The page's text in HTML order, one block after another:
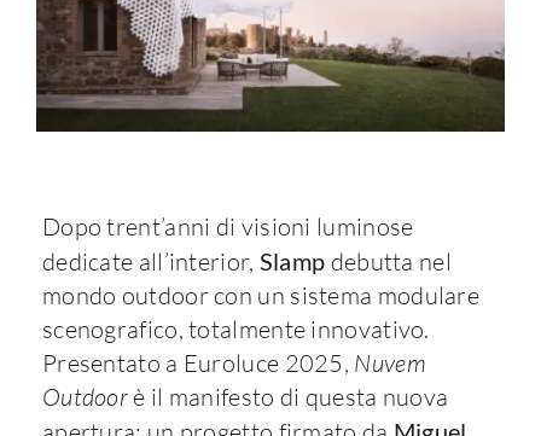
Dopo trent’anni di visioni luminose
dedicate all’interior, Slamp debutta nel
mondo outdoor con un sistema modulare
scenografico, totalmente innovativo.
Presentato a Euroluce 2025, Nuvem
Outdoor è il manifesto di questa nuova